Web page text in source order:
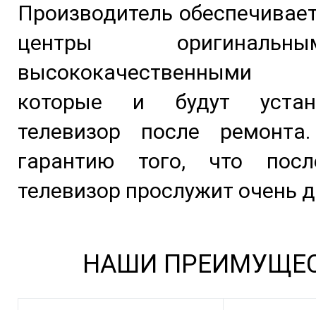
Производитель
центры
высококачественными
которые и будут
телевизор после
гарантию того, что
телевизор прослужит очень
НАШИ